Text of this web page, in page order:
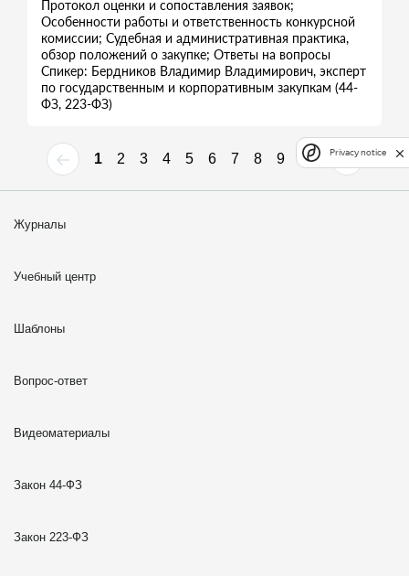
Протокол оценки и сопоставления заявок;
Особенности работы и ответственность конкурсной
комиссии; Судебная и административная практика,
обзор положений о закупке; Ответы на вопросы
Спикер: Бердников Владимир Владимирович, эксперт
по государственным и корпоративным закупкам (44-
ФЗ, 223-ФЗ)
1 2 3 4 5 6 7 8 9 10
Журналы
Учебный центр
Шаблоны
Вопрос-ответ
Видеоматериалы
Закон 44-ФЗ
Закон 223-ФЗ
Privacy notice